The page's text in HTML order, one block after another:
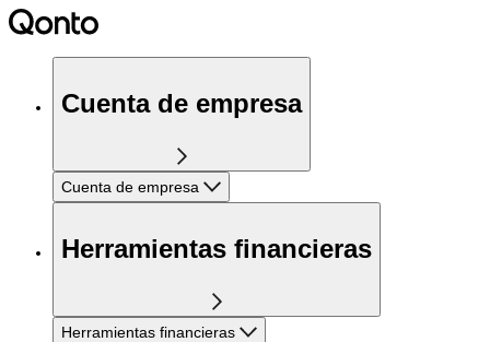
Cuenta de empresa
Cuenta de empresa
Herramientas financieras
Herramientas financieras